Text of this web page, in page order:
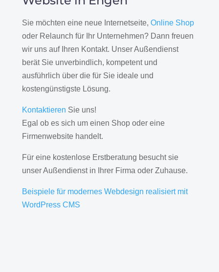
Sie möchten eine neue Internetseite, Online Shop
oder Relaunch für Ihr Unternehmen? Dann freuen
wir uns auf Ihren Kontakt. Unser Außendienst
berät Sie unverbindlich, kompetent und
ausführlich über die für Sie ideale und
kostengünstigste Lösung.
Kontaktieren Sie uns!
Egal ob es sich um einen Shop oder eine
Firmenwebsite handelt.
Für eine kostenlose Erstberatung besucht sie
unser Außendienst in Ihrer Firma oder Zuhause.
Beispiele für modernes Webdesign realisiert mit
WordPress CMS